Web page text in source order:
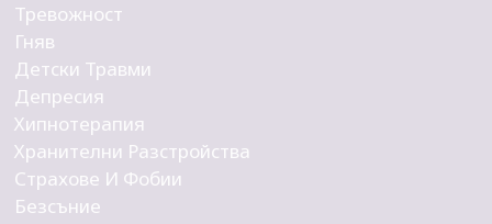
Тревожност
Гняв
Детски Травми
Депресия
Хипнотерапия
Хранителни Разстройства
Страхове И Фобии
Безсъние